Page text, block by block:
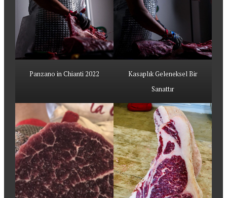
Panzano in Chianti 2022
Kasaplık Geleneksel Bir
Sanattır